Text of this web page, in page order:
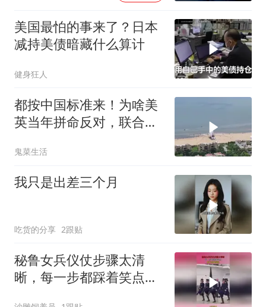
美国最怕的事来了？日本
减持美债暗藏什么算计
健身狂人
都按中国标准来！为啥美
英当年拼命反对，联合国
鬼菜生活
我只是出差三个月
吃货的分享 2跟贴
秘鲁女兵仪仗步骤太清
晰，每一步都踩着笑点，